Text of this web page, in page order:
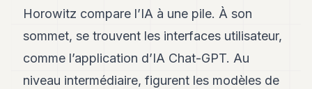
14
13
Andy
Horowitz compare l’IA à une pile. À son
sommet, se trouvent les interfaces utilisateur,
comme l’application d’IA Chat-GPT. Au
niveau intermédiaire, figurent les modèles de